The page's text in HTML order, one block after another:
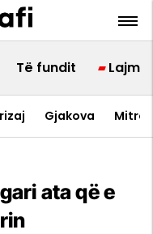
Të fundit Lajme
Gjakova
ata që e